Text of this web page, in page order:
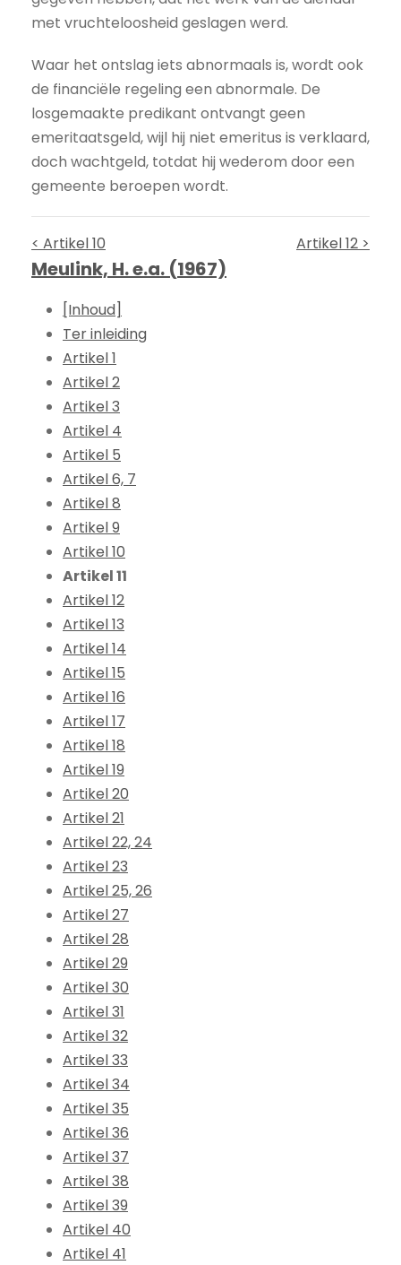
met vruchteloosheid geslagen werd.
Waar het ontslag iets abnormaals is, wordt ook
de financiële regeling een abnormale. De
losgemaakte predikant ontvangt geen
emeritaatsgeld, wijl hij niet emeritus is verklaard,
doch wachtgeld, totdat hij wederom door een
gemeente beroepen wordt.
< Artikel 10 Artikel 12 >
Meulink, H. e.a. (1967)
[Inhoud]
Ter inleiding
Artikel 1
Artikel 2
Artikel 3
Artikel 4
Artikel 5
Artikel 6, 7
Artikel 8
Artikel 9
Artikel 10
Artikel 11
Artikel 12
Artikel 13
Artikel 14
Artikel 15
Artikel 16
Artikel 17
Artikel 18
Artikel 19
Artikel 20
Artikel 21
Artikel 22, 24
Artikel 23
Artikel 25, 26
Artikel 27
Artikel 28
Artikel 29
Artikel 30
Artikel 31
Artikel 32
Artikel 33
Artikel 34
Artikel 35
Artikel 36
Artikel 37
Artikel 38
Artikel 39
Artikel 40
Artikel 41